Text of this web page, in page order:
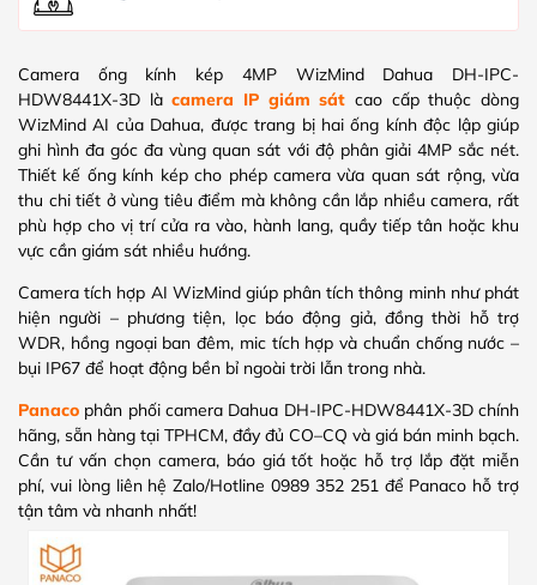
Camera ống kính kép 4MP WizMind Dahua DH-IPC-
HDW8441X-3D làcamera IP giám sát cao cấp thuộc dòng
WizMind AI của Dahua, được trang bị hai ống kính độc lập giúp
ghi hình đa góc đa vùng quan sát với độ phân giải 4MP sắc nét.
Thiết kế ống kính kép cho phép camera vừa quan sát rộng, vừa
thu chi tiết ở vùng tiêu điểm mà không cần lắp nhiều camera, rất
phù hợp cho vị trí cửa ra vào, hành lang, quầy tiếp tân hoặc khu
vực cần giám sát nhiều hướng.
Camera tích hợp AI WizMind giúp phân tích thông minh như phát
hiện người – phương tiện, lọc báo động giả, đồng thời hỗ trợ
WDR, hồng ngoại ban đêm, mic tích hợp và chuẩn chống nước –
bụi IP67 để hoạt động bền bỉ ngoài trời lẫn trong nhà.
Panaco phân phối camera Dahua DH-IPC-HDW8441X-3D chính
hãng, sẵn hàng tại TPHCM, đầy đủ CO–CQ và giá bán minh bạch.
Cần tư vấn chọn camera, báo giá tốt hoặc hỗ trợ lắp đặt miễn
phí, vui lòng liên hệ Zalo/Hotline 0989 352 251 để Panaco hỗ trợ
tận tâm và nhanh nhất!